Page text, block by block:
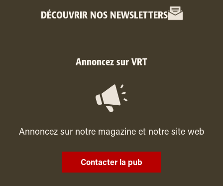
DÉCOUVRIR NOS NEWSLETTERS
Annoncez sur VRT
Annoncez sur notre magazine et notre site web
Contacter la pub